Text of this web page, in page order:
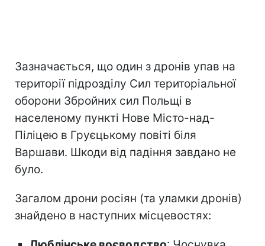
Зазначається, що один з дронів упав на
території підрозділу Сил територіальної
оборони Збройних сил Польщі в
населеному пункті Нове Місто-над-
Піліцею в Груєцькому повіті біля
Варшави. Шкоди від падіння завдано не
було.
Загалом дрони росіян (та уламки дронів)
знайдено в наступних місцевостях: